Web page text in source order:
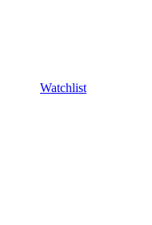
Watchlist